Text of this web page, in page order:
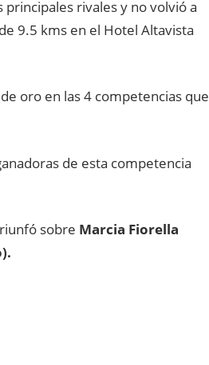
rivales y no volvió a
9.5 kms en el Hotel Altavista
oro en las 4 competencias que
de esta competencia
sobre Marcia Fiorella